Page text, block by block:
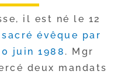
il est né le 12
sacré évêque par
juin 1988 . Mgr
deux man­dats